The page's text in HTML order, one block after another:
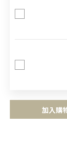
加入購